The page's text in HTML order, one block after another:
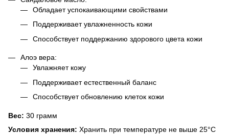
Обладает успокаивающими свойствами
Поддерживает увлажненность кожи
Способствует поддержанию здорового цвета кожи
Алоэ вера:
Увлажняет кожу
Поддерживает естественный баланс
Способствует обновлению клеток кожи
Вес: 30 грамм
Условия хранения: Хранить при температуре не выше 25°C